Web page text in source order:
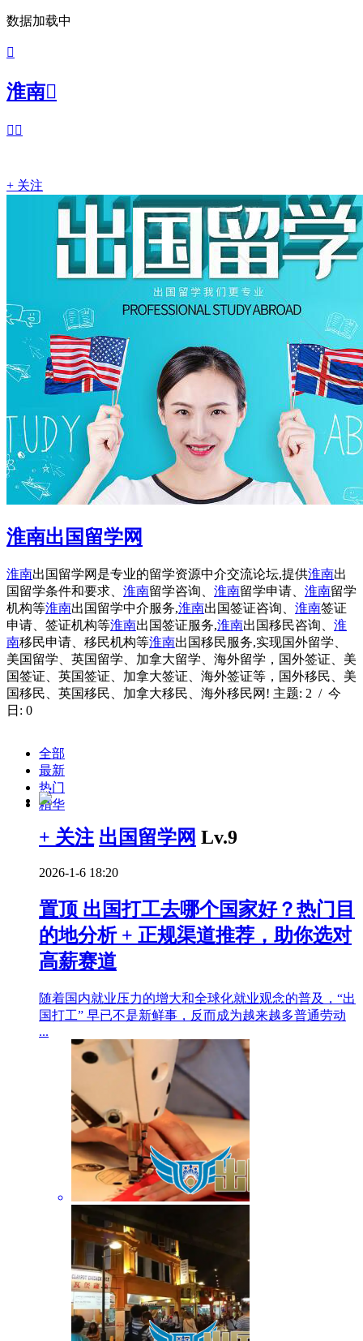
数据加载中

淮南
 
+ 关注
淮南出国留学网
淮南出国留学网是专业的留学资源中介交流论坛,提供淮南出
国留学条件和要求、 淮南留学咨询、 淮南留学申请、 淮南留学
机构等淮南出国留学中介服务,淮南出国签证咨询、 淮南签证
申请、签证机构等淮南出国签证服务,淮南出国移民咨询、 淮
南移民申请、移民机构等淮南出国移民服务,实现国外留学、
美国留学、英国留学、加拿大留学、海外留学，国外签证、美
国签证、英国签证、加拿大签证、海外签证等，国外移民、美
国移民、英国移民、加拿大移民、海外移民网! 主题: 2 / 今
日: 0
全部
最新
热门
精华
+ 关注 出国留学网 Lv.9
2026-1-6 18:20
置顶 出国打工去哪个国家好？热门目
的地分析 + 正规渠道推荐，助你选对
高薪赛道
随着国内就业压力的增大和全球化就业观念的普及，“出
国打工” 早已不是新鲜事，反而成为越来越多普通劳动
...